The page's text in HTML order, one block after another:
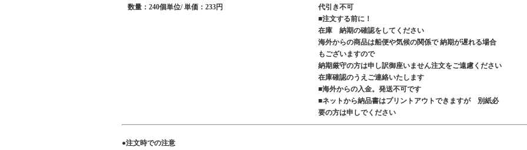
数量：240個単位/ 単価：233円
代引き不可
■注文する前に！
在庫 納期の確認をしてください
海外からの商品は船便や気候の関係で 納期が遅れる場合
もございますので
納期厳守の方は申し訳御座いません注文をご遠慮ください
在庫確認のうえご連絡いたします
■海外からの入金。発送不可です
■ネットから納品書はプリントアウトできますが 別紙必
要の方は申しでください
●注文時での注意